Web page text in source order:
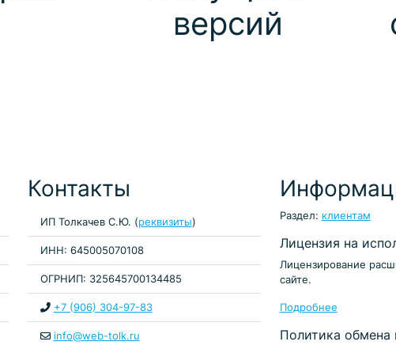
версий
Контакты
ИП Толкачев С.Ю. (реквизиты)
ИНН: 645005070108
ОГРНИП: 325645700134485
+7 (906) 304-97-83
info@web-tolk.ru
Раздел: клиентам
Лицензия на
Лицензирование
сайте.
Подробнее
Политика обмена